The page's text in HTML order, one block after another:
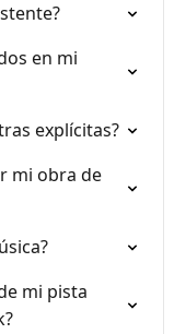
en mi
explícitas?
mi obra de
mi pista